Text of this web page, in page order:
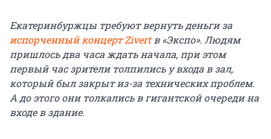
Екатеринбуржцы требуют вернуть деньги за
испорченный концерт Zivertв «Экспо». Людям
пришлось два часа ждать начала, при этом
первый час зрители толпились у входа в зал,
который был закрыт из-за технических проблем.
А до этого они толкались в гигантской очереди на
входе в здание.